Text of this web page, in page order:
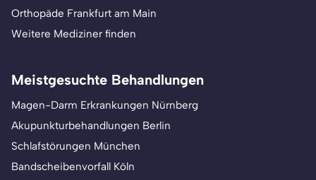
Orthopäde Frankfurt am Main
Weitere Mediziner finden
Meistgesuchte Behandlungen
Magen-Darm Erkrankungen Nürnberg
Akupunkturbehandlungen Berlin
Schlafstörungen München
Bandscheibenvorfall Köln